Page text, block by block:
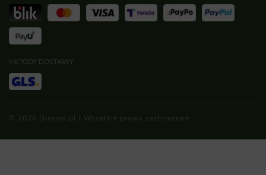
METODY DOSTAWY
© 2026 Dimuro.pl | Wszelkie prawa zastrzeżone